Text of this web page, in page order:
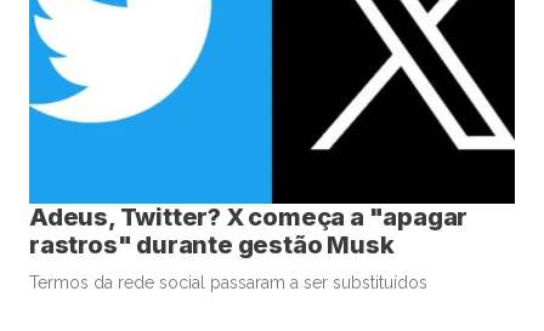
Adeus, Twitter? X começa a "apagar
rastros" durante gestão Musk
Termos da rede social passaram a ser substituídos